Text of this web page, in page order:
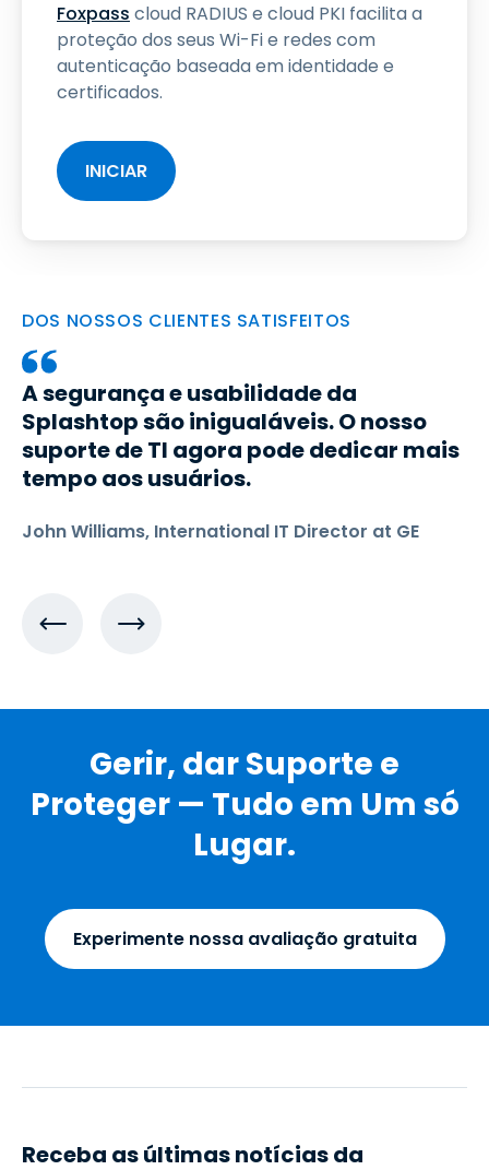
Foxpass cloud RADIUS e cloud PKI facilita a
proteção dos seus Wi-Fi e redes com
autenticação baseada em identidade e
certificados.
INICIAR
DOS NOSSOS CLIENTES SATISFEITOS
A segurança e usabilidade da
Splashtop são inigualáveis. O nosso
suporte de TI agora pode dedicar mais
tempo aos usuários.
John Williams, International IT Director at GE
Gerir, dar Suporte e
Proteger — Tudo em Um só
Lugar.
Experimente nossa avaliação gratuita
Receba as últimas notícias da